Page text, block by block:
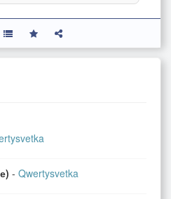
- Qwertysvetka